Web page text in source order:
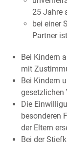
25 Jahre
bei einer
Partner
Bei Kindern
mit
Bei Kindern
gesetzlichen
Die
besonderen
der Eltern
Bei der